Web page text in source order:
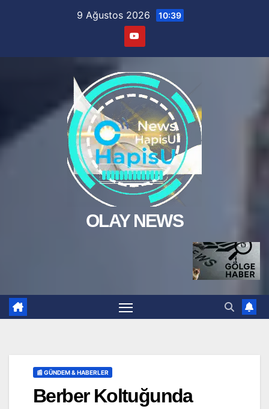
9 Ağustos 2026 10:39
OLAY NEWS
📰 GÜNDEM & HABERLER
Berber Koltuğunda